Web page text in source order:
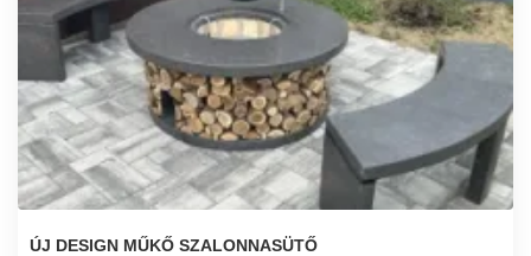
ÚJ DESIGN MŰKŐ SZALONNASÜTŐ